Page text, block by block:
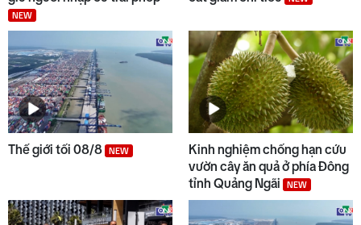
NEW
Thế giới tối 08/8 NEW
Kinh nghiệm chống hạn cứu
vườn cây ăn quả ở phía Đông
tỉnh Quảng Ngãi
NEW